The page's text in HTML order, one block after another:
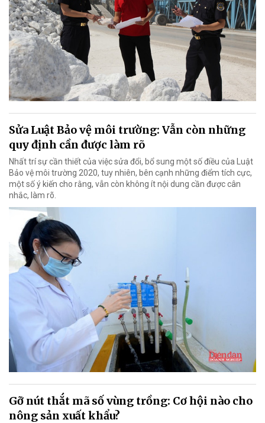
Sửa Luật Bảo vệ môi trường: Vẫn còn những
quy định cần được làm rõ
Nhất trí sự cần thiết của việc sửa đổi, bổ sung một số điều của Luật
Bảo vệ môi trường 2020, tuy nhiên, bên cạnh những điểm tích cực,
một số ý kiến cho rằng, vẫn còn không ít nội dung cần được cân
nhắc, làm rõ.
Gỡ nút thắt mã số vùng trồng: Cơ hội nào cho
nông sản xuất khẩu?